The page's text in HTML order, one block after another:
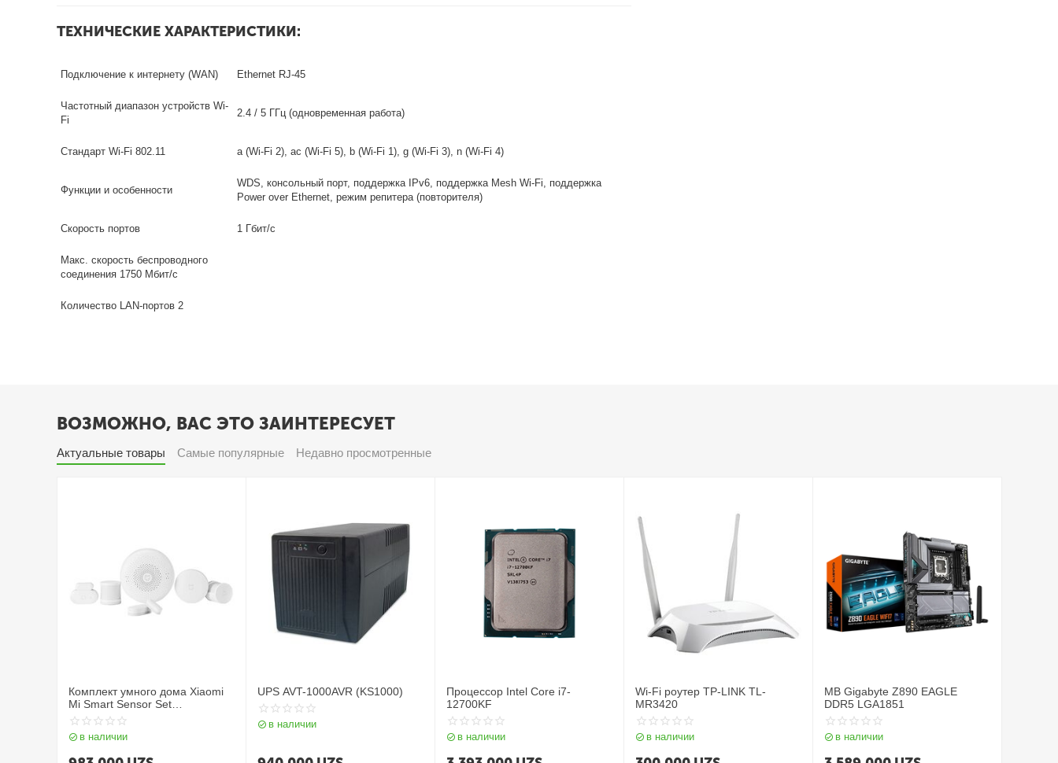
ТЕХНИЧЕСКИЕ ХАРАКТЕРИСТИКИ:
Подключение к интернету (WAN) Ethernet RJ-45
Частотный диапазон устройств Wi-
Fi
2.4 / 5 ГГц (одновременная работа)
Стандарт Wi-Fi 802.11 a (Wi-Fi 2), ac (Wi-Fi 5), b (Wi-Fi 1), g (Wi-Fi 3), n (Wi-Fi 4)
Функции и особенности
WDS, консольный порт, поддержка IPv6, поддержка Mesh Wi-Fi, поддержка
Power over Ethernet, режим репитера (повторителя)
Скорость портов 1 Гбит/с
Макс. скорость беспроводного
соединения 1750 Мбит/с
Количество LAN-портов 2
ВОЗМОЖНО, ВАС ЭТО ЗАИНТЕРЕСУЕТ
Актуальные товары Самые популярные Недавно просмотренные
Комплект умного дома Xiaomi
Mi Smart Sensor Set
(SKU:YTC4035GL)ZHTZ05LM
в наличии
UPS AVT-1000AVR (KS1000)
в наличии
Процессор Intel Core i7-
12700KF
в наличии
Wi-Fi роутер TP-LINK TL-
MR3420
в наличии
MB Gigabyte Z890 EAGLE
DDR5 LGA1851
в наличии